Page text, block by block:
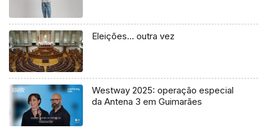
Eleições… outra vez
Westway 2025: operação especial
da Antena 3 em Guimarães